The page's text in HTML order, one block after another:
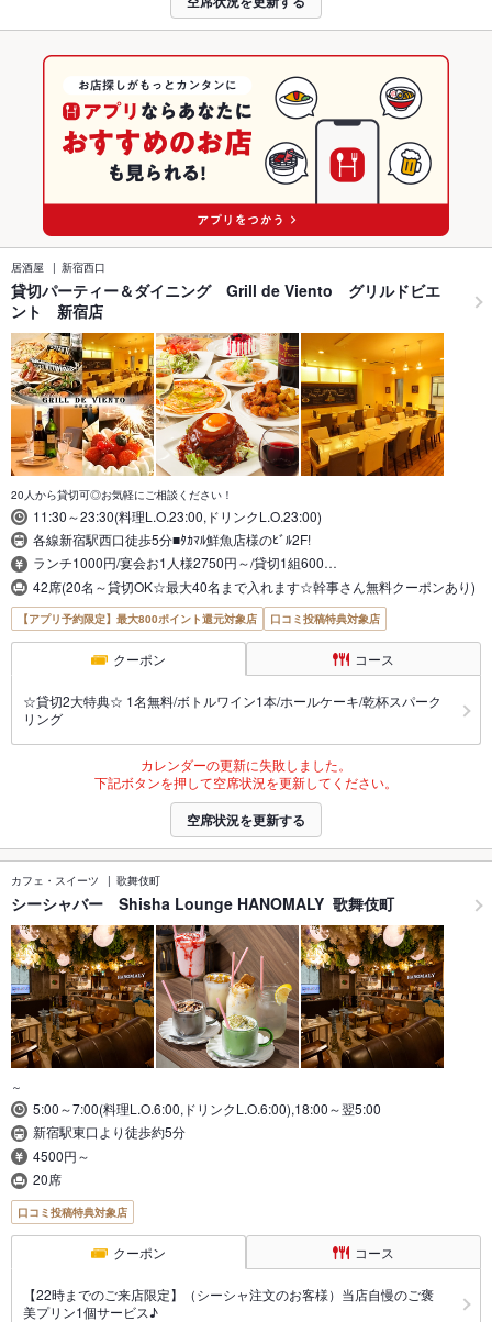
居酒屋 新宿西口
貸切パーティー＆ダイニング Grill de Viento グリルドビエ
ント 新宿店
20人から貸切可◎お気軽にご相談ください！
11:30～23:30(料理L.O.23:00,ドリンクL.O.23:00)
各線新宿駅西口徒歩5分■ﾀｶﾏﾙ鮮魚店様のﾋﾞﾙ2F!
ランチ1000円/宴会お1人様2750円～/貸切1組600…
42席(20名～貸切OK☆最大40名まで入れます☆幹事さん無料クーポンあり)
【アプリ予約限定】最大800ポイント還元対象店 口コミ投稿特典対象店
クーポン コース
☆貸切2大特典☆ 1名無料/ボトルワイン1本/ホールケーキ/乾杯スパーク
リング
カレンダーの更新に失敗しました。
下記ボタンを押して空席状況を更新してください。
空席状況を更新する
カフェ・スイーツ 歌舞伎町
シーシャバー Shisha Lounge HANOMALY 歌舞伎町
～
5:00～7:00(料理L.O.6:00,ドリンクL.O.6:00),18:00～翌5:00
新宿駅東口より徒歩約5分
4500円～
20席
口コミ投稿特典対象店
クーポン コース
【22時までのご来店限定】（シーシャ注文のお客様）当店自慢のご褒
美プリン1個サービス♪